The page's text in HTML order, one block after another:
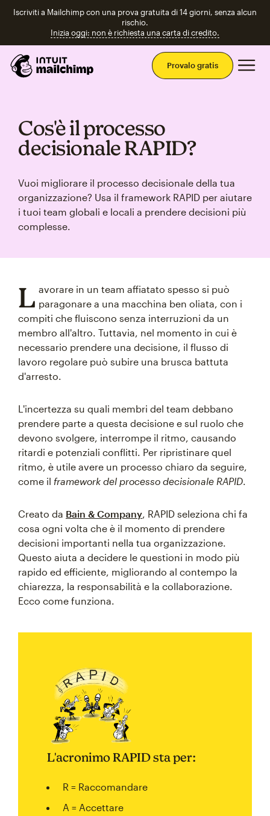
Iscriviti a Mailchimp con una prova gratuita di 14 giorni, senza alcun
rischio.
Inizia oggi: non è richiesta una carta di credito.
Provalo gratis
Cos'è il processo
decisionale RAPID?
Vuoi migliorare il processo decisionale della tua
organizzazione? Usa il framework RAPID per aiutare
i tuoi team globali e locali a prendere decisioni più
complesse.
L avorare in un team affiatato spesso si può
paragonare a una macchina ben oliata, con i
compiti che fluiscono senza interruzioni da un
membro all'altro. Tuttavia, nel momento in cui è
necessario prendere una decisione, il flusso di
lavoro regolare può subire una brusca battuta
d'arresto.
L'incertezza su quali membri del team debbano
prendere parte a questa decisione e sul ruolo che
devono svolgere, interrompe il ritmo, causando
ritardi e potenziali conflitti. Per ripristinare quel
ritmo, è utile avere un processo chiaro da seguire,
come il framework del processo decisionale RAPID.
Creato da Bain & Company, RAPID seleziona chi fa
cosa ogni volta che è il momento di prendere
decisioni importanti nella tua organizzazione.
Questo aiuta a decidere le questioni in modo più
rapido ed efficiente, migliorando al contempo la
chiarezza, la responsabilità e la collaborazione.
Ecco come funziona.
L'acronimo RAPID sta per:
R = Raccomandare
A = Accettare